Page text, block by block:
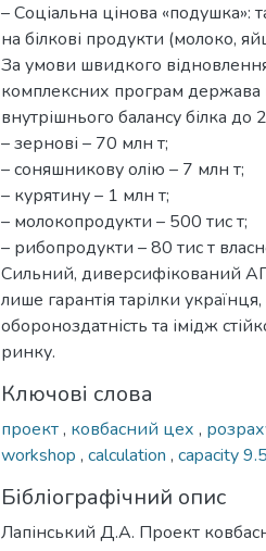
– Соціальна цінова «подушка»:
на білкові продукти (молоко,
За умови швидкого
комплексних програм
внутрішнього балансу білка
– зернові – 70 млн т;
– соняшникову олію – 7 млн т;
– курятину – 1 млн т;
– молокопродукти – 500 тис т;
– рибопродукти – 80 тис т
Сильний, диверсифікований
лише гарантія тарілки
обороноздатність та імідж
ринку.
Ключові слова
проект, ковбасний цех ,
workshop , calculation , capacity
Бібліографічний опис
Лапінський Д.А. Проект